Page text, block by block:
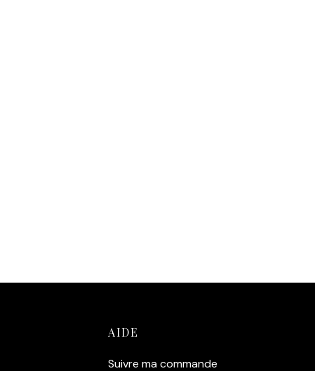
AIDE
Suivre ma commande